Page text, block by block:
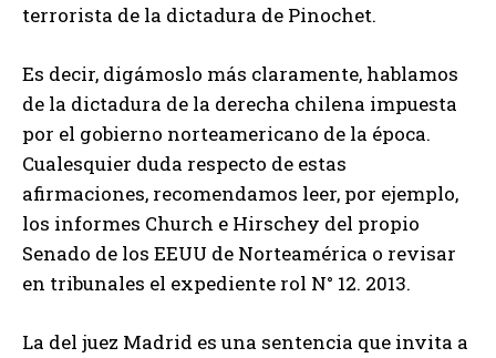
terrorista de la dictadura de Pinochet.
Es decir, digámoslo más claramente, hablamos
de la dictadura de la derecha chilena impuesta
por el gobierno norteamericano de la época.
Cualesquier duda respecto de estas
afirmaciones, recomendamos leer, por ejemplo,
los informes Church e Hirschey del propio
Senado de los EEUU de Norteamérica o revisar
en tribunales el expediente rol N° 12. 2013.
La del juez Madrid es una sentencia que invita a